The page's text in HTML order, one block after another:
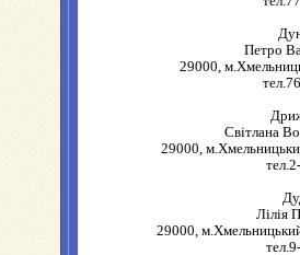
Петро
29000,
Світлана
29000,
Лілія
29000,